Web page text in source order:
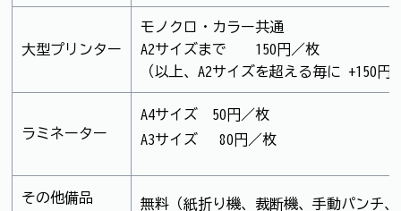
大型プリンター
モノクロ・カラー共通
A2サイズまで 150円／枚
（以上、A2サイズを超える毎に +150円
ラミネーター
A4サイズ 50円／枚
A3サイズ 80円／枚
その他備品 無料（紙折り機、裁断機、手動パンチ